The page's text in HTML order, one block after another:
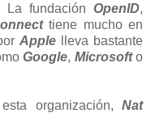
La fundación OpenID,
tiene mucho en
Apple lleva bastante
Google, Microsofto
organización, Nat